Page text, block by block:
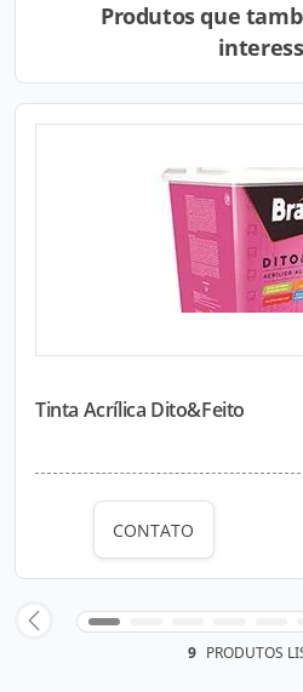
Produtos que
Tinta Acrílica Dito&Feito
CONTATO
9 PRODUTOS